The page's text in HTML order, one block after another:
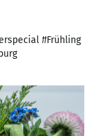
#Frühling